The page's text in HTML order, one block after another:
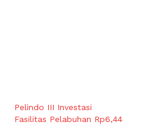
Pelindo III Investasi
Fasilitas Pelabuhan Rp6,44